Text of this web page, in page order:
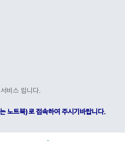
비스 입니다.
트북)로 접속하여 주시기바랍니다.